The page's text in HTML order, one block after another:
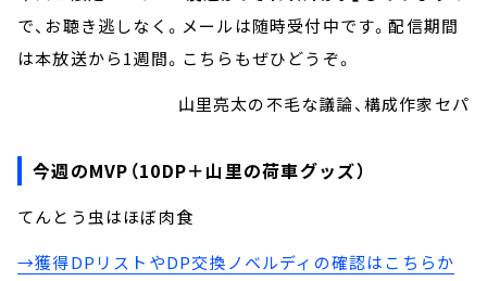
で、お聴き逃しなく。メールは随時受付中です。配信期間
は本放送から1週間。こちらもぜひどうぞ。
山里亮太の不毛な議論、構成作家セパ
今週のMVP（10DP＋山里の荷車グッズ）
てんとう虫はほぼ肉食
→獲得DPリストやDP交換ノベルディの確認はこちらか